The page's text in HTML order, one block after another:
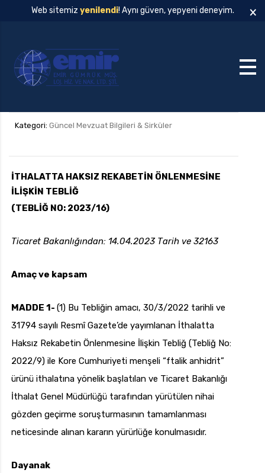
Web sitemiz yenilendi! Aynı güven, yepyeni deneyim. ×
Pzt — Cmt: 09:00 — 18:00
Kategori: Güncel Mevzuat Bilgileri & Sirküler
İTHALATTA HAKSIZ REKABETİN ÖNLENMESİNE
İLİŞKİN TEBLİĞ
(TEBLİĞ NO: 2023/16)
Ticaret Bakanlığından: 14.04.2023 Tarih ve 32163
Amaç ve kapsam
MADDE 1- (1) Bu Tebliğin amacı, 30/3/2022 tarihli ve
31794 sayılı Resmî Gazete’de yayımlanan İthalatta
Haksız Rekabetin Önlenmesine İlişkin Tebliğ (Tebliğ No:
2022/9) ile Kore Cumhuriyeti menşeli “ftalik anhidrit”
ürünü ithalatına yönelik başlatılan ve Ticaret Bakanlığı
İthalat Genel Müdürlüğü tarafından yürütülen nihai
gözden geçirme soruşturmasının tamamlanması
neticesinde alınan kararın yürürlüğe konulmasıdır.
Dayanak